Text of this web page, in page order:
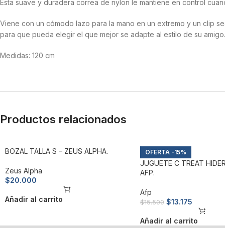
Esta suave y duradera correa de nylon le mantiene en control
Viene con un cómodo lazo para la mano en un extremo y un clip
para que pueda elegir el que mejor se adapte al estilo de su amigo.
Medidas: 120 cm
Productos relacionados
BOZAL TALLA S – ZEUS ALPHA.
Zeus Alpha
$20.000
Añadir al carrito
-15%
JUGUETE C TREAT
AFP.
Afp
$15.500 $13.175
Añadir al carrito